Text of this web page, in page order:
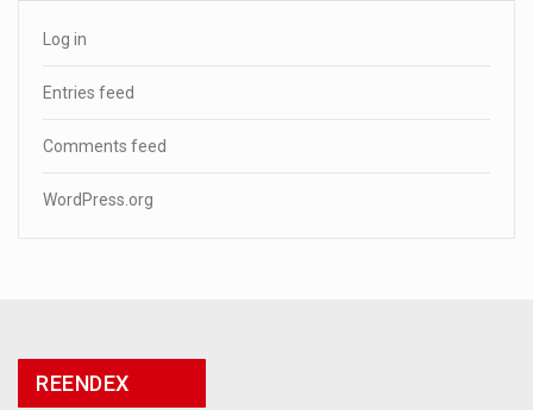
Log in
Entries feed
Comments feed
WordPress.org
REENDEX